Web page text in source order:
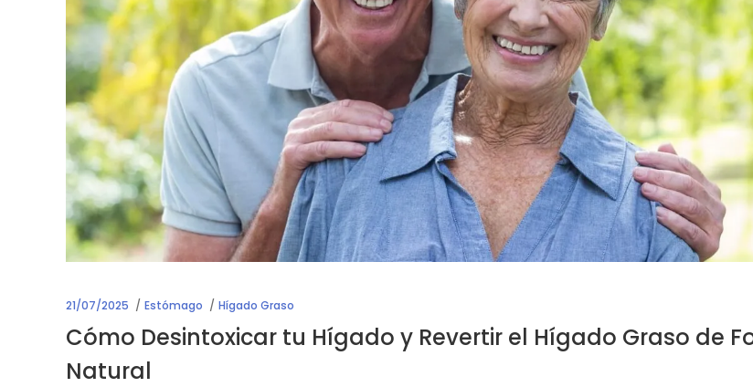
21/07/2025 Estómago Hígado Graso
Cómo Desintoxicar tu Hígado y Revertir el Hígado Graso de
Natural